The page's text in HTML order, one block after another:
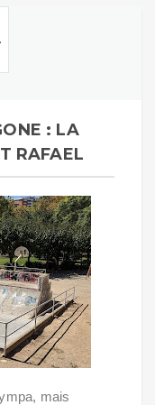
: LA
RAFAEL
mais